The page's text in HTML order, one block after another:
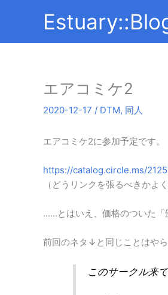
エアコミケ2
2020-12-17 / DTM, 同人
エアコミケ2に参加予定です。
https://catalog.circle.ms/
（どうリンクを張るべきかよ
……とはいえ、価格のついた「
前回のネタ↓と同じことはやら
このサークル来